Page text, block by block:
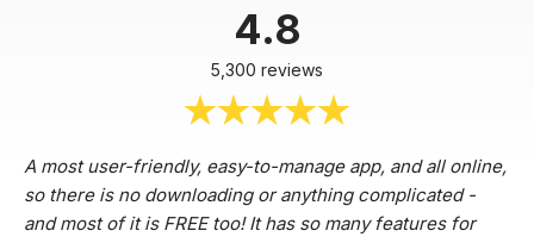
4.8
5,300 reviews
A most user-friendly, easy-to-manage app, and all online,
so there is no downloading or anything complicated -
and most of it is FREE too! It has so many features for